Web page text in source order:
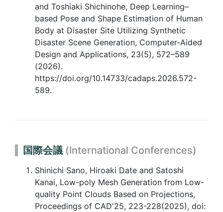
and Toshiaki Shichinohe, Deep Learning–
based Pose and Shape Estimation of Human
Body at Disaster Site Utilizing Synthetic
Disaster Scene Generation, Computer-Aided
Design and Applications, 23(5), 572–589
(2026).
https://doi.org/10.14733/cadaps.2026.572-
589.
国際会議 (International Conferences)
Shinichi Sano, Hiroaki Date and Satoshi
Kanai, Low-poly Mesh Generation from Low-
quality Point Clouds Based on Projections,
Proceedings of CAD'25, 223-228(2025), doi: